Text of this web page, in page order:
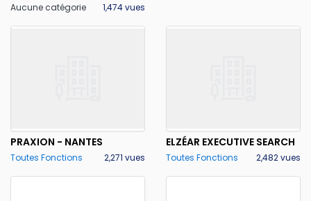
Aucune catégorie 1,474 vues
PRAXION - NANTES
Toutes Fonctions 2,271 vues
ELZÉAR EXECUTIVE SEARCH
Toutes Fonctions 2,482 vues